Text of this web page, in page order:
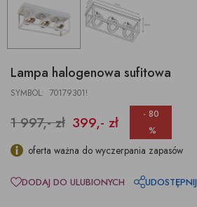
Lampa halogenowa sufitowa
SYMBOL: 70179301!
1 997,- zł 399,- zł
- 80
%
oferta ważna do wyczerpania zapasów
DODAJ DO ULUBIONYCH UDOSTĘPNIJ